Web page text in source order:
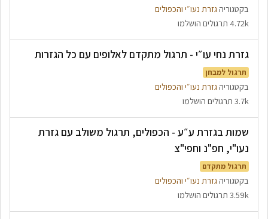
בקטגוריהגזרת נעו״י והכפולים
4.72k תרגולים הושלמו
גזרת נחי עו״י - תרגול מתקדם לאלופים עם כל הגזרות
תרגול למבחן
בקטגוריהגזרת נעו״י והכפולים
3.7k תרגולים הושלמו
שמות בגזרת ע״ע - הכפולים, תרגול משולב עם גזרת
נעו"י, חפ"נ וחפי"צ
תרגול מתקדם
בקטגוריהגזרת נעו״י והכפולים
3.59k תרגולים הושלמו